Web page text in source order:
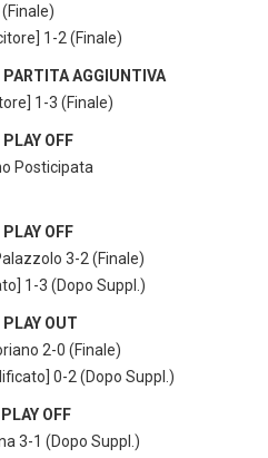
1-2 (Finale)
PARTITA AGGIUNTIVA
1-3 (Finale)
OFF
Posticipata
OFF
3-2 (Finale)
1-3 (Dopo Suppl.)
PLAY OUT
2-0 (Finale)
0-2 (Dopo Suppl.)
OFF
3-1 (Dopo Suppl.)